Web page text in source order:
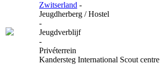
Zwitserland -
Jeugdherberg / Hostel
-
Jeugdverblijf
-
Privéterrein
Kandersteg International Scout centre